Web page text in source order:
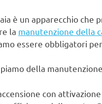
è un apparecchio che
la manutenzione della
essere obbligatori
della
con